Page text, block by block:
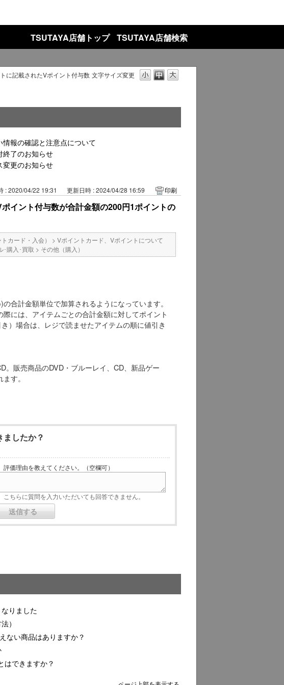
TSUTAYA店舗トップ TSUTAYA店舗検索
文字サイズ変更
に記載されたVポイント付与数
報の確認と注意点について
終了のお知らせ
変更のお知らせ
: 2020/04/22 19:31 更新日時 : 2024/04/28 16:59 印刷
イント付与数が合計金額の200円1ポイントの
カード・入会） > Vポイントカード、Vポイントについて
･購入･買取 > その他（購入）
合計金額単位で加算されるようになっています。
には、アイテムごとの合計金額に対してポイント
）場合は、レジで読ませたアイテムの順に値引き
。販売商品のDVD・ブルーレイ、CD、新品ゲー
す。
したか？
評価理由を教えてください。（空欄可）
こちらに質問を入力いただいても回答できません。
りました
）
ない商品はありますか？
はできますか？